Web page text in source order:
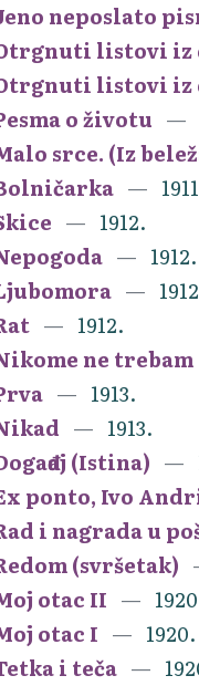
neposlato
listovi iz
listovi iz
o životu
srce. (Iz
1912.
1912.
1912.
ne trebam
1913.
1913.
(Istina)
ponto, Ivo
i nagrada u
(svršetak)
otac II
otac I
1920.
i teča